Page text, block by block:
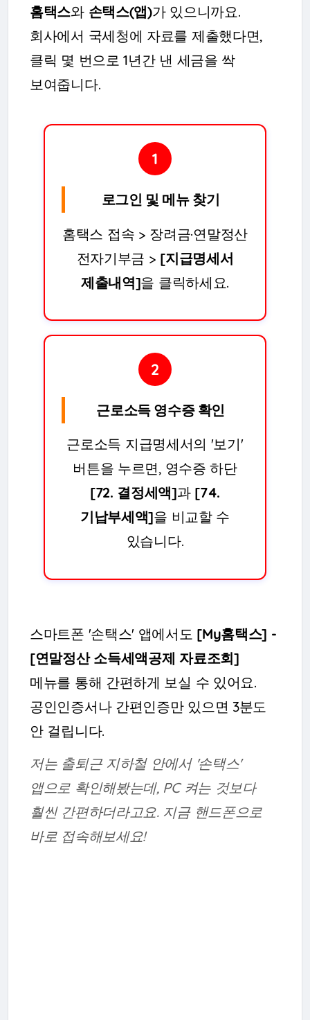
홈택스와 손택스(앱)가 있으니까요.
회사에서 국세청에 자료를 제출했다면,
클릭 몇 번으로 1년간 낸 세금을 싹
보여줍니다.
1
로그인 및 메뉴 찾기
홈택스 접속 > 장려금·연말정산
전자기부금 > [지급명세서
제출내역]을 클릭하세요.
2
근로소득 영수증 확인
근로소득 지급명세서의 '보기'
버튼을 누르면, 영수증 하단
[72. 결정세액]과 [74.
기납부세액]을 비교할 수
있습니다.
스마트폰 '손택스' 앱에서도 [My홈택스] -
[연말정산 소득세액공제 자료조회]
메뉴를 통해 간편하게 보실 수 있어요.
공인인증서나 간편인증만 있으면 3분도
안 걸립니다.
저는 출퇴근 지하철 안에서 '손택스'
앱으로 확인해봤는데, PC 켜는 것보다
훨씬 간편하더라고요. 지금 핸드폰으로
바로 접속해보세요!